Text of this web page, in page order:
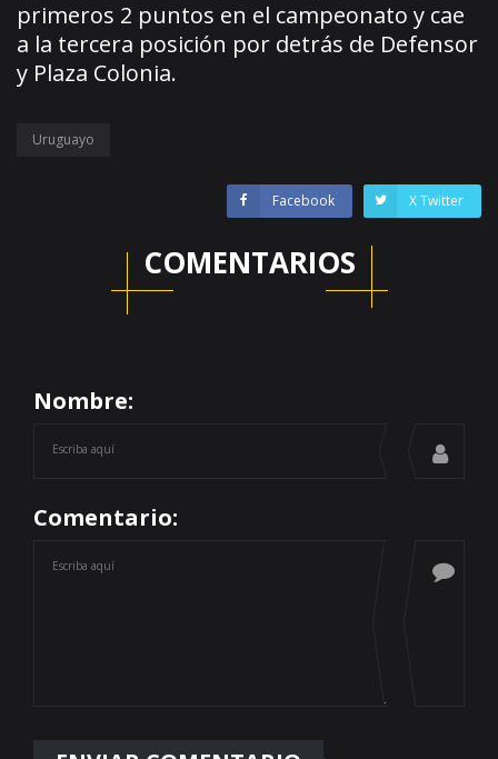
primeros 2 puntos en el campeonato y cae
a la tercera posición por detrás de Defensor
y Plaza Colonia.
Uruguayo
Facebook X Twitter
COMENTARIOS
Nombre:
Comentario: